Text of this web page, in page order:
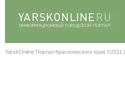
YarskOnline Портал Красноярского края ©2011 |